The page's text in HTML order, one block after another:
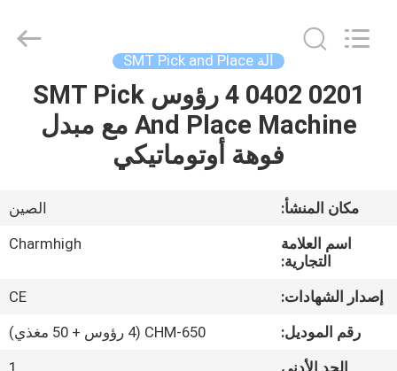
بيت
مقاطع
الفيديو
معلومات
TECHNOLOGY
LIMITED.
Reserved.
آلة SMT Pick and Place
0201 0402 4 رؤوس SMT Pick
And Place Machine مع مبدل
فوهة أوتوماتيكي
مكان المنشأ:
الصين
اسم العلامة
التجارية:
Charmhigh
إصدار الشهادات:
CE
رقم الموديل:
CHM-650 (4 رؤوس + 50 مغذي)